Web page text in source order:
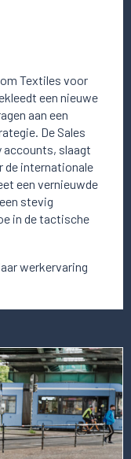
Textiles voor
een nieuwe
aan een
De Sales
accounts, slaagt
de internationale
een vernieuwde
stevig
in de tactische
werkervaring